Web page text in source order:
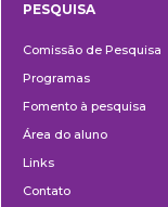
PESQUISA
Comissão de Pesquisa
Programas
Fomento à pesquisa
Área do aluno
Links
Contato